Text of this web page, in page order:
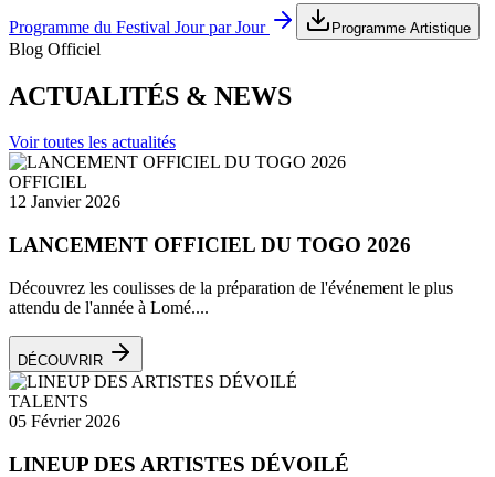
Programme du Festival Jour par Jour Programme Artistique
Blog Officiel
ACTUALITÉS & NEWS
Voir toutes les actualités
OFFICIEL
12 Janvier 2026
LANCEMENT OFFICIEL DU TOGO 2026
Découvrez les coulisses de la préparation de l'événement le plus
attendu de l'année à Lomé....
DÉCOUVRIR
TALENTS
05 Février 2026
LINEUP DES ARTISTES DÉVOILÉ